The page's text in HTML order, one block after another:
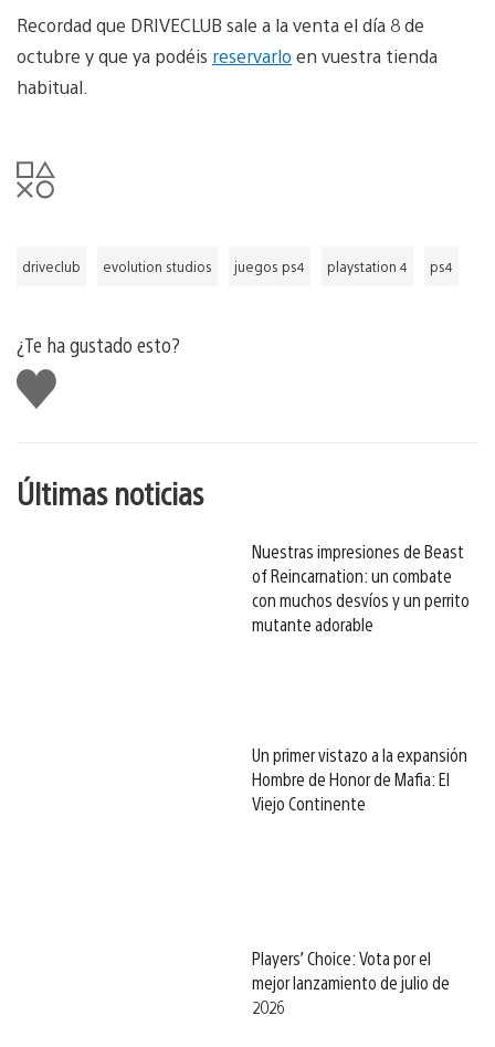
Recordad que DRIVECLUB sale a la venta el día 8 de
octubre y que ya podéis reservarlo en vuestra tienda
habitual.
driveclub evolution studios juegos ps4 playstation 4 ps4
¿Te ha gustado esto?
Me
gusta
Últimas noticias
Nuestras impresiones de Beast
of Reincarnation: un combate
con muchos desvíos y un perrito
mutante adorable
Un primer vistazo a la expansión
Hombre de Honor de Mafia: El
Viejo Continente
Players’ Choice: Vota por el
mejor lanzamiento de julio de
2026